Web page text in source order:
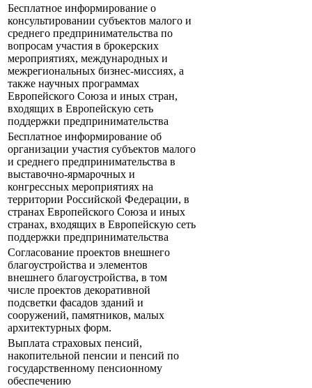
Бесплатное информирование о
консультировании субъектов малого и
среднего предпринимательства по
вопросам участия в брокерских
мероприятиях, международных и
межрегиональных бизнес-миссиях, а
также научных программах
Европейского Союза и иных стран,
входящих в Европейскую сеть
поддержки предпринимательства
Бесплатное информирование об
организации участия субъектов малого
и среднего предпринимательства в
выставочно-ярмарочных и
конгрессных мероприятиях на
территории Российской Федерации, в
странах Европейского Союза и иных
странах, входящих в Европейскую сеть
поддержки предпринимательства
Согласование проектов внешнего
благоустройства и элементов
внешнего благоустройства, в том
числе проектов декоративной
подсветки фасадов зданий и
сооружений, памятников, малых
архитектурных форм.
Выплата страховых пенсий,
накопительной пенсии и пенсий по
государственному пенсионному
обеспечению